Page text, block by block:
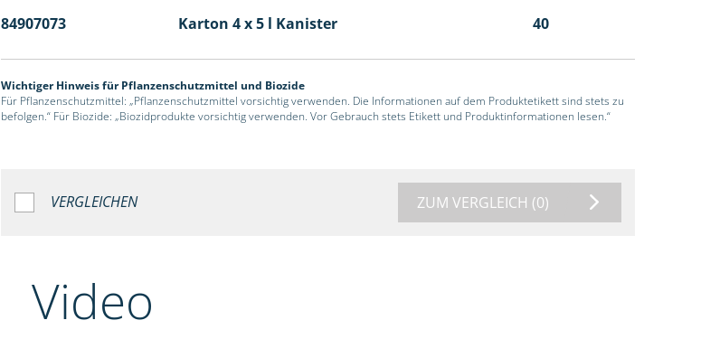
84907073
Karton 4 x 5 l Kanister 40
Wichtiger Hinweis für Pflanzenschutzmittel und Biozide
Für Pflanzenschutzmittel: „Pflanzenschutzmittel vorsichtig verwenden. Die Informationen auf dem Produktetikett sind stets zu
befolgen.“ Für Biozide: „Biozidprodukte vorsichtig verwenden. Vor Gebrauch stets Etikett und Produktinformationen lesen.“
VERGLEICHEN ZUM VERGLEICH (0)
Video